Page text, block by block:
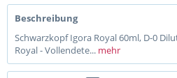
Beschreibung
Schwarzkopf Igora Royal 60ml, D-0
Royal - Vollendete... mehr